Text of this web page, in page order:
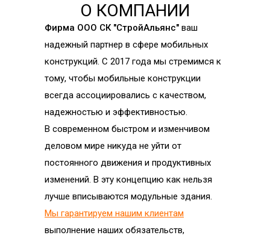
О КОМПАНИИ
Фирма ООО СК "СтройАльянс" ваш
надежный партнер в сфере мобильных
конструкций. С 2017 года мы стремимся к
тому, чтобы мобильные конструкции
всегда ассоциировались с качеством,
надежностью и эффективностью.
В современном быстром и изменчивом
деловом мире никуда не уйти от
постоянного движения и продуктивных
изменений. В эту концепцию как нельзя
лучше вписываются модульные здания.
Мы гарантируем нашим клиентам
выполнение наших обязательств,